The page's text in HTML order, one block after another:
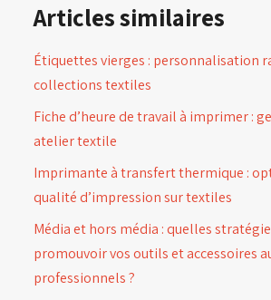
Articles similaires
Étiquettes vierges : personnalisation
collections textiles
Fiche d’heure de travail à imprimer :
atelier textile
Imprimante à transfert thermique :
qualité d’impression sur textiles
Média et hors média : quelles
promouvoir vos outils et accessoires
professionnels ?